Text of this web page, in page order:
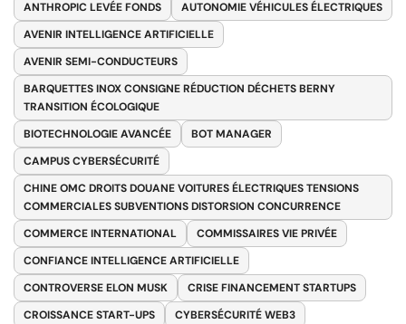
ANTHROPIC LEVÉE FONDS
AUTONOMIE VÉHICULES ÉLECTRIQUES
AVENIR INTELLIGENCE ARTIFICIELLE
AVENIR SEMI-CONDUCTEURS
BARQUETTES INOX CONSIGNE RÉDUCTION DÉCHETS BERNY
TRANSITION ÉCOLOGIQUE
BIOTECHNOLOGIE AVANCÉE
BOT MANAGER
CAMPUS CYBERSÉCURITÉ
CHINE OMC DROITS DOUANE VOITURES ÉLECTRIQUES TENSIONS
COMMERCIALES SUBVENTIONS DISTORSION CONCURRENCE
COMMERCE INTERNATIONAL
COMMISSAIRES VIE PRIVÉE
CONFIANCE INTELLIGENCE ARTIFICIELLE
CONTROVERSE ELON MUSK
CRISE FINANCEMENT STARTUPS
CROISSANCE START-UPS
CYBERSÉCURITÉ WEB3